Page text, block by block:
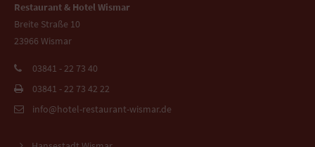
Restaurant & Hotel Wismar
Breite Straße 10
23966 Wismar
03841 - 22 73 40
03841 - 22 73 42 22
info@hotel-restaurant-wismar.de